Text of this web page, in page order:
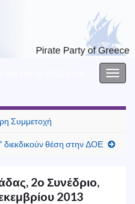
Συμμετοχή
διεκδικούν θέση στην ΔΟΕ
2ο Συνέδριο,
2013